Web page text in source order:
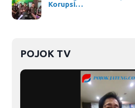
Korupsi…
POJOK TV